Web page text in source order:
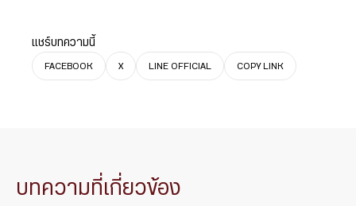
แชร์บทความนี้
FACEBOOK X LINE OFFICIAL COPY LINK
บทความที่เกี่ยวข้อง